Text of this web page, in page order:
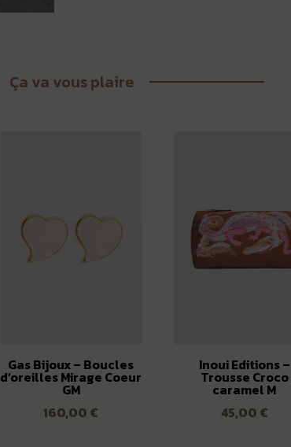
Ça va vous plaire
Gas Bijoux – Boucles
d’oreilles Mirage Coeur
GM
160,00 €
Inoui Editions –
Trousse Croco
caramel M
45,00 €